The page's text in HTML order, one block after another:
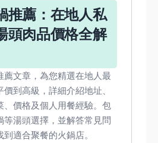
推薦：在地人私
頭肉品價格全解
薦文章，為您精選在地人最
到高級，詳細介紹地址、
、價格及個人用餐經驗。包
等湯頭選擇，並解答常見問
適合聚餐的火鍋店。